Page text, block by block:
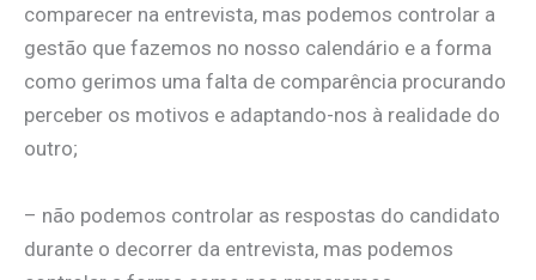
comparecer na entrevista, mas podemos controlar a
gestão que fazemos no nosso calendário e a forma
como gerimos uma falta de comparência procurando
perceber os motivos e adaptando-nos à realidade do
outro;
– não podemos controlar as respostas do candidato
durante o decorrer da entrevista, mas podemos